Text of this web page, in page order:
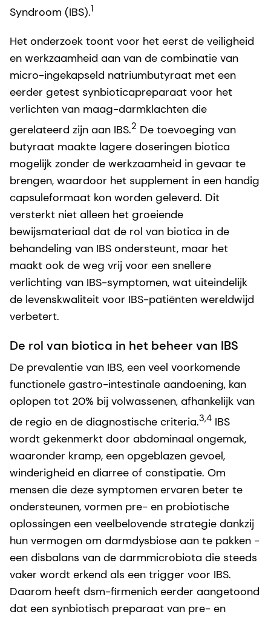
Syndroom (IBS).1
Het onderzoek toont voor het eerst de veiligheid
en werkzaamheid aan van de combinatie van
micro-ingekapseld natriumbutyraat met een
eerder getest synbioticapreparaat voor het
verlichten van maag-darmklachten die
gerelateerd zijn aan IBS.2 De toevoeging van
butyraat maakte lagere doseringen biotica
mogelijk zonder de werkzaamheid in gevaar te
brengen, waardoor het supplement in een handig
capsuleformaat kon worden geleverd. Dit
versterkt niet alleen het groeiende
bewijsmateriaal dat de rol van biotica in de
behandeling van IBS ondersteunt, maar het
maakt ook de weg vrij voor een snellere
verlichting van IBS-symptomen, wat uiteindelijk
de levenskwaliteit voor IBS-patiënten wereldwijd
verbetert.
De rol van biotica in het beheer van IBS
De prevalentie van IBS, een veel voorkomende
functionele gastro-intestinale aandoening, kan
oplopen tot 20% bij volwassenen, afhankelijk van
de regio en de diagnostische criteria.3,4 IBS
wordt gekenmerkt door abdominaal ongemak,
waaronder kramp, een opgeblazen gevoel,
winderigheid en diarree of constipatie. Om
mensen die deze symptomen ervaren beter te
ondersteunen, vormen pre- en probiotische
oplossingen een veelbelovende strategie dankzij
hun vermogen om darmdysbiose aan te pakken -
een disbalans van de darmmicrobiota die steeds
vaker wordt erkend als een trigger voor IBS.
Daarom heeft dsm-firmenich eerder aangetoond
dat een synbiotisch preparaat van pre- en